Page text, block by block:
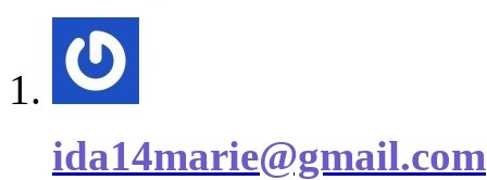
ida14marie@gmail.com